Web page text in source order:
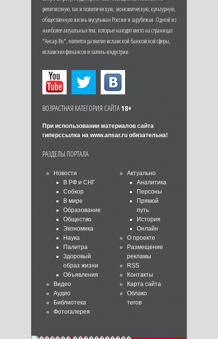
религиозную, так и политическую, экономическую, культурную,
общественную жизнь мусульман России и зарубежья. Одной из
наиболее актуальных тем, которые находят место на страницах
"Ансар.Ru", является развитие исламской банковской сферы,
исламских финансов и халяль-индустрии.
ВОЗРАСТНАЯ КАТЕГОРИЯ САЙТА18+
При использовании материалов сайта
гиперссылка на www.ansar.ruобязательна!
РАЗДЕЛЫ ПОРТАЛА
Новости
В РФ и СНГ
Собкор
В мире
Образование
Общество
Экономика
Наука
Палитра
Здоровый
образ жизни
Объявления
Видео
Аудио
Библиотека
Фотогалерея
Актуально
Аналитика
Персоны
Прямой
путь
История
Онлайн
О проекте
Размещение
рекламы
RSS
Контакты
Карта сайта
Облако
тегов